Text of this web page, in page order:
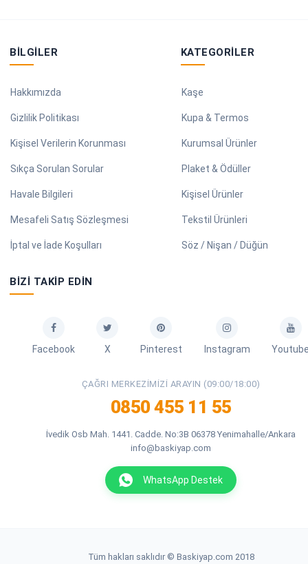
BILGILER
Hakkımızda
Gizlilik Politikası
Kişisel Verilerin Korunması
Sıkça Sorulan Sorular
Havale Bilgileri
Mesafeli Satış Sözleşmesi
İptal ve İade Koşulları
KATEGORILER
Kaşe
Kupa & Termos
Kurumsal Ürünler
Plaket & Ödüller
Kişisel Ürünler
Tekstil Ürünleri
Söz / Nişan / Düğün
BIZI TAKIP EDIN
Facebook X Pinterest Instagram
ÇAĞRI MERKEZIMIZI ARAYIN (09:00/18:00)
0850 455 11 55
İvedik Osb Mah. 1441. Cadde. No:3B 06378 Yenimahalle/Ankara
info@baskiyap.com
WhatsApp Destek
Tüm hakları saklıdır © Baskiyap.com 2018